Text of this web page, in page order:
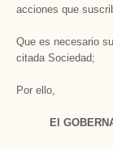
acciones que
Que es necesario
citada Sociedad;
Por ello,
El